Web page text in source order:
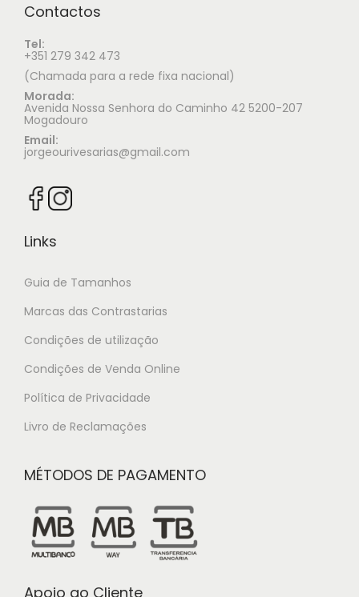
Contactos
Tel:
+351 279 342 473
(Chamada para a rede fixa nacional)
Morada:
Avenida Nossa Senhora do Caminho 42 5200-207
Mogadouro
Email:
jorgeourivesarias@gmail.com
Links
Guia de Tamanhos
Marcas das Contrastarias
Condições de utilização
Condições de Venda Online
Política de Privacidade
Livro de Reclamações
MÉTODOS DE PAGAMENTO
Apoio ao Cliente